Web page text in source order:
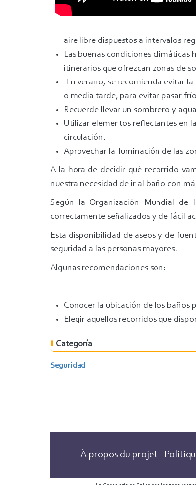
aire libre dispuestos a intervalos
Las buenas condiciones climáticas
itinerarios que ofrezcan zonas de
En verano, se recomienda evitar
o media tarde, para evitar pasar
Recuerde llevar un sombrero y
Utilizar elementos reflectantes en
circulación.
Aprovechar la iluminación de las
A la hora de decidir qué recorrido
nuestra necesidad de ir al baño con
Según la Organización Mundial de
correctamente señalizados y de fácil
Esta disponibilidad de aseos y de
seguridad a las personas mayores.
Algunas recomendaciones son:
Conocer la ubicación de los baños
Elegir aquellos recorridos que
Categoría
Seguridad
À propos du projet